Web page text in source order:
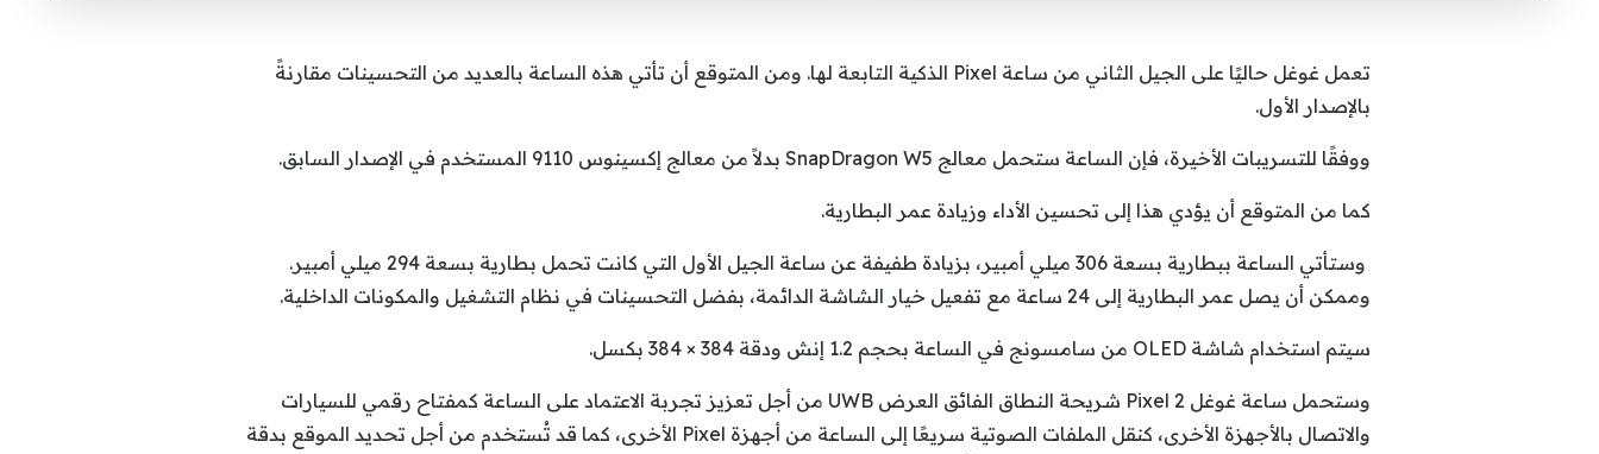
تعمل غوغل حاليًا على الجيل الثاني من ساعة Pixel الذكية التابعة لها. ومن المتوقع أن تأتي هذه الساعة بالعديد من التحسينات مقارنةً
بالإصدار الأول.
ووفقًا للتسريبات الأخيرة، فإن الساعة ستحمل معالج SnapDragon W5 بدلاً من معالج إكسينوس 9110 المستخدم في الإصدار السابق.
كما من المتوقع أن يؤدي هذا إلى تحسين الأداء وزيادة عمر البطارية.
وستأتي الساعة ببطارية بسعة 306 ميلي أمبير، بزيادة طفيفة عن ساعة الجيل الأول التي كانت تحمل بطارية بسعة 294 ميلي أمبير.
وممكن أن يصل عمر البطارية إلى 24 ساعة مع تفعيل خيار الشاشة الدائمة، بفضل التحسينات في نظام التشغيل والمكونات الداخلية.
سيتم استخدام شاشة OLED من سامسونج في الساعة بحجم 1.2 إنش ودقة 384 × 384 بكسل.
وستحمل ساعة غوغل Pixel 2 شريحة النطاق الفائق العرض UWB من أجل تعزيز تجربة الاعتماد على الساعة كمفتاح رقمي للسيارات
والاتصال بالأجهزة الأخرى، كنقل الملفات الصوتية سريعًا إلى الساعة من أجهزة Pixel الأخرى، كما قد تُستخدم من أجل تحديد الموقع بدقة